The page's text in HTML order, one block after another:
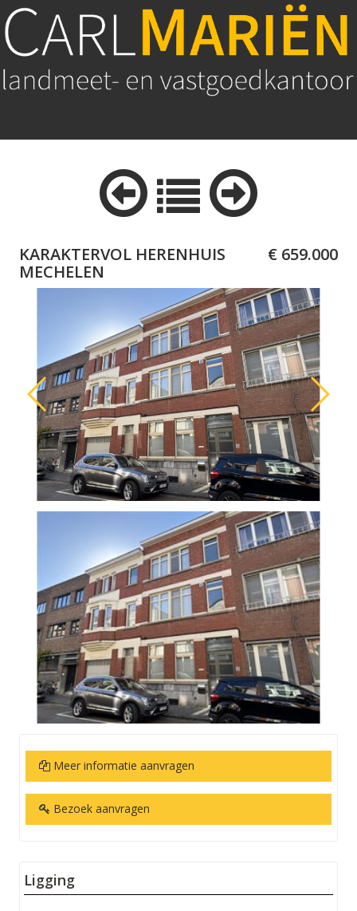
KARAKTERVOL HERENHUIS
MECHELEN
€ 659.000
Meer informatie aanvragen
Bezoek aanvragen
Ligging